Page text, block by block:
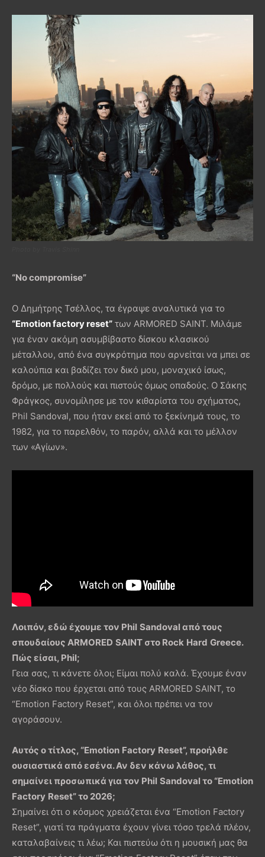
“No compromise”
Ο Δημήτρης Τσέλλος, τα έγραψε αναλυτικά για το
“Emotion factory reset” των ARMORED SAINT. Μιλάμε
για έναν ακόμη ασυμβίβαστο δίσκου κλασικού
μέταλλου, από ένα συγκρότημα που αρνείται να μπει σε
καλούπια και βαδίζει τον δικό μου, μοναχικό ίσως,
δρόμο, με πολλούς και πιστούς όμως οπαδούς. Ο Σάκης
Φράγκος, συνομίλησε με τον κιθαρίστα του σχήματος,
Phil Sandoval, που ήταν εκεί από το ξεκίνημά τους, το
1982, για το παρελθόν, το παρόν, αλλά και το μέλλον
των «Αγίων».
Λοιπόν, εδώ έχουμε τον Phil Sandoval από τους
σπουδαίους ARMORED SAINT στο Rock Hard Greece.
Πώς είσαι, Phil;
Γεια σας, τι κάνετε όλοι; Είμαι πολύ καλά. Έχουμε έναν
νέο δίσκο που έρχεται από τους ARMORED SAINT, το
“Emotion Factory Reset”, και όλοι πρέπει να τον
αγοράσουν.
Αυτός ο τίτλος, “Emotion Factory Reset”, προήλθε
ουσιαστικά από εσένα. Αν δεν κάνω λάθος, τι
σημαίνει προσωπικά για τον Phil Sandoval το “Emotion
Factory Reset” το 2026;
Σημαίνει ότι ο κόσμος χρειάζεται ένα “Emotion Factory
Reset”, γιατί τα πράγματα έχουν γίνει τόσο τρελά πλέον,
καταλαβαίνεις τι λέω; Και πιστεύω ότι η μουσική μας θα